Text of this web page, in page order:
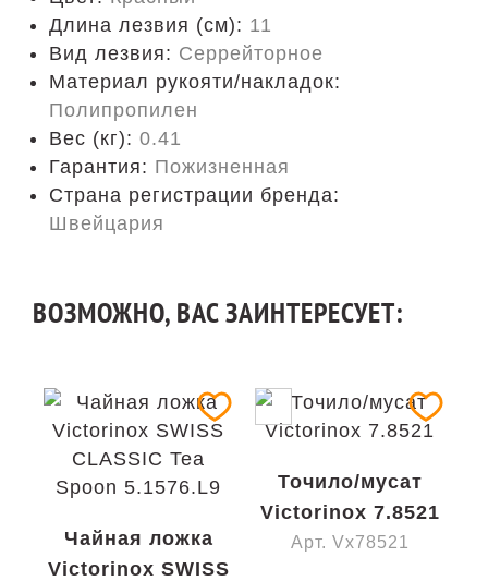
Длина лезвия (см): 11
Вид лезвия: Серрейторное
Материал рукояти/накладок:
Полипропилен
Вес (кг): 0.41
Гарантия: Пожизненная
Страна регистрации бренда:
Швейцария
ВОЗМОЖНО, ВАС ЗАИНТЕРЕСУЕТ:
Чайная ложка
Victorinox SWISS
Точило/мусат
Victorinox 7.8521
Арт. Vx78521